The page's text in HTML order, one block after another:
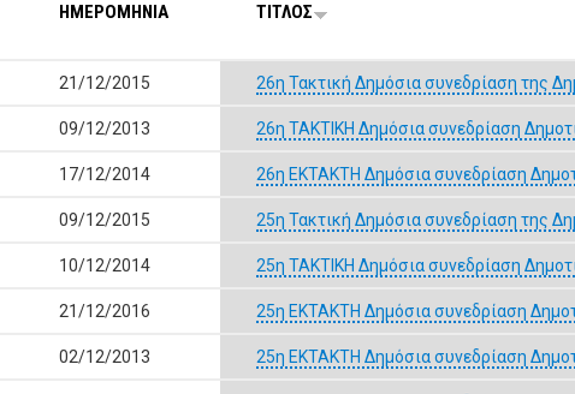
ΗΜΕΡΟΜΗΝΙΑ ΤΙΤΛΟΣ
21/12/2015 26η Τακτική Δημόσια συνεδρίαση της
09/12/2013 26η ΤΑΚΤΙΚΗ Δημόσια συνεδρίαση
17/12/2014 26η ΕΚΤΑΚΤΗ Δημόσια συνεδρίαση
09/12/2015 25η Τακτική Δημόσια συνεδρίαση της
10/12/2014 25η ΤΑΚΤΙΚΗ Δημόσια συνεδρίαση
21/12/2016 25η ΕΚΤΑΚΤΗ Δημόσια συνεδρίαση
02/12/2013 25η ΕΚΤΑΚΤΗ Δημόσια συνεδρίαση